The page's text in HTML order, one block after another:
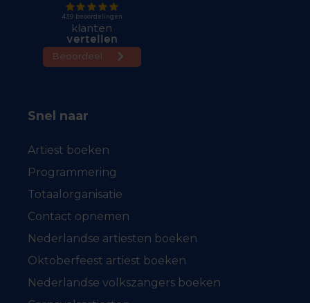
Snel naar
Artiest boeken
Programmering
Totaalorganisatie
Contact opnemen
Nederlandse artiesten boeken
Oktoberfeest artiest boeken
Nederlandse volkszangers boeken